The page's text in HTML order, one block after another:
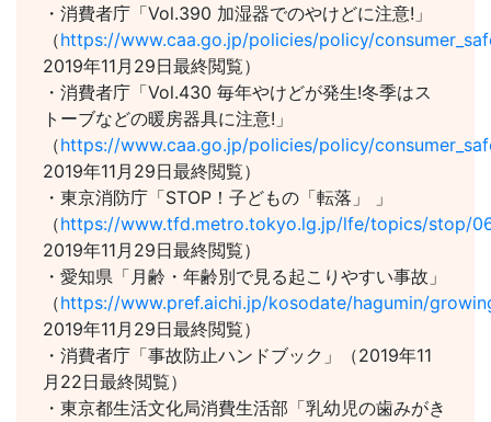
・消費者庁「Vol.390 加湿器でのやけどに注意!」
（https://www.caa.go.jp/policies/policy/
2019年11月29日最終閲覧）
・消費者庁「Vol.430 毎年やけどが発生!冬季はス
トーブなどの暖房器具に注意!」
（https://www.caa.go.jp/policies/policy/
2019年11月29日最終閲覧）
・東京消防庁「STOP！子どもの「転落」 」
（https://www.tfd.metro.tokyo.lg.jp/lfe/topics/stop/
2019年11月29日最終閲覧）
・愛知県「月齢・年齢別で見る起こりやすい事故」
（https://www.pref.aichi.jp/kosodate/hagumin/
2019年11月29日最終閲覧）
・消費者庁「事故防止ハンドブック」（2019年11
月22日最終閲覧）
・東京都生活文化局消費生活部「乳幼児の歯みがき